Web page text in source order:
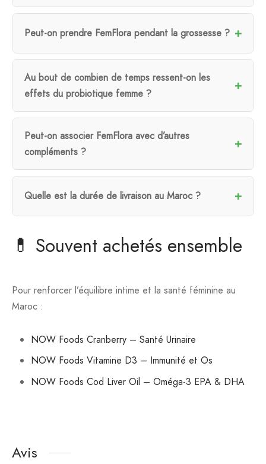
Peut-on prendre FemFlora pendant la grossesse ?
Au bout de combien de temps ressent-on les
effets du probiotique femme ?
Peut-on associer FemFlora avec d’autres
compléments ?
Quelle est la durée de livraison au Maroc ?
💊 Souvent achetés ensemble
Pour renforcer l’équilibre intime et la santé féminine au
Maroc :
NOW Foods Cranberry – Santé Urinaire
NOW Foods Vitamine D3 – Immunité et Os
NOW Foods Cod Liver Oil – Oméga-3 EPA & DHA
Avis